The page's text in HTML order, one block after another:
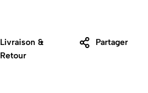
Livraison &
Retour
Partager